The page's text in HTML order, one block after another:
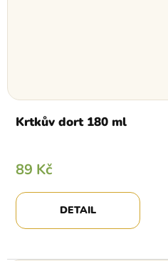
Krtkův dort 180 ml
89 Kč
DETAIL